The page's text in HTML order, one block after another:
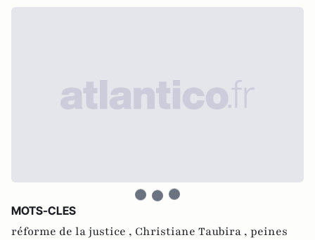
MOTS-CLES
réforme de la justice , Christiane Taubira , peines